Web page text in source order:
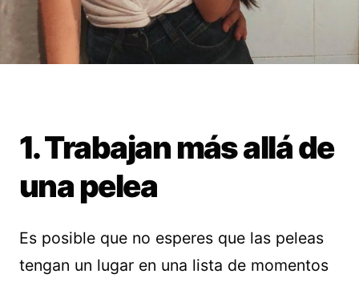
1. Trabajan más allá de
una pelea
Es posible que no esperes que las peleas
tengan un lugar en una lista de momentos